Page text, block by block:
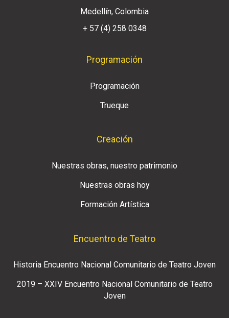
Medellín, Colombia
+ 57 (4) 258 0348
Programación
Programación
Trueque
Creación
Nuestras obras, nuestro patrimonio
Nuestras obras hoy
Formación Artística
Encuentro de Teatro
Historia Encuentro Nacional Comunitario de Teatro Joven
2019 – XXIV Encuentro Nacional Comunitario de Teatro
Joven